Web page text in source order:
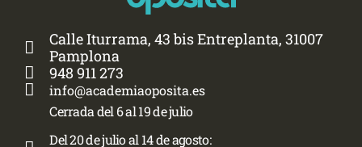
Calle Iturrama, 43 bis Entreplanta, 31007
Pamplona
948 911 273
info@academiaoposita.es
Cerrada del 6 al 19 de julio
Del 20 de julio al 14 de agosto: